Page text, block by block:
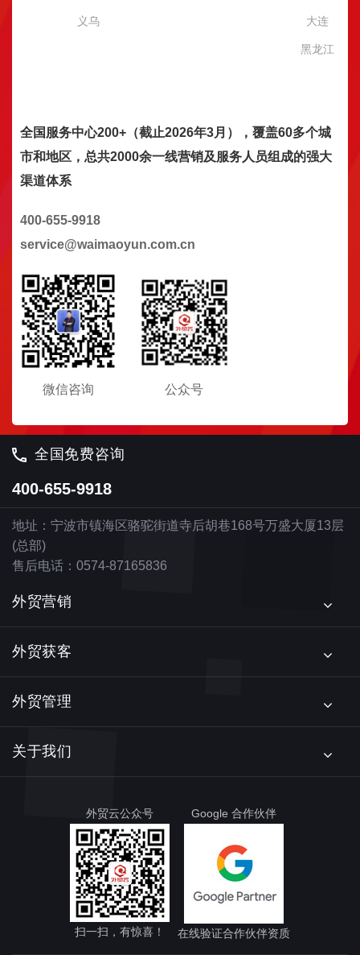
义乌 大连
黑龙江
全国服务中心200+（截止2026年3月），覆盖60多个城
市和地区，总共2000余一线营销及服务人员组成的强大
渠道体系
400-655-9918
service@waimaoyun.com.cn
微信咨询 公众号
全国免费咨询
400-655-9918
地址：宁波市镇海区骆驼街道寺后胡巷168号万盛大厦13层
(总部)
售后电话：0574-87165836
外贸营销
外贸获客
外贸管理
关于我们
外贸云公众号
扫一扫，有惊喜！
Google 合作伙伴
在线验证合作伙伴资质